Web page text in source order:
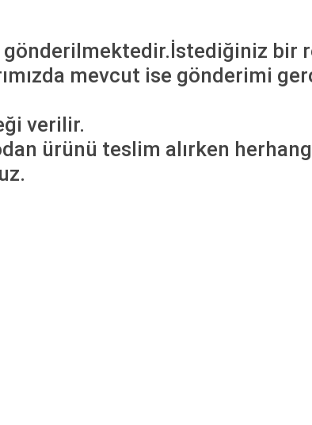
bir
mevcut ise gönderimi
verilir.
ürünü teslim alırken